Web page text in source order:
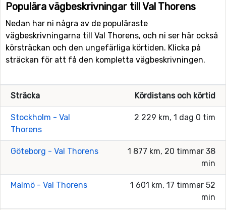
Populära vägbeskrivningar till Val Thorens
Nedan har ni några av de populäraste
vägbeskrivningarna till Val Thorens, och ni ser här också
körsträckan och den ungefärliga körtiden. Klicka på
sträckan för att få den kompletta vägbeskrivningen.
Sträcka Kördistans och körtid
Stockholm - Val
Thorens
2 229 km, 1 dag 0 tim
Göteborg - Val Thorens
1 877 km, 20 timmar 38
min
Malmö - Val Thorens
1 601 km, 17 timmar 52
min